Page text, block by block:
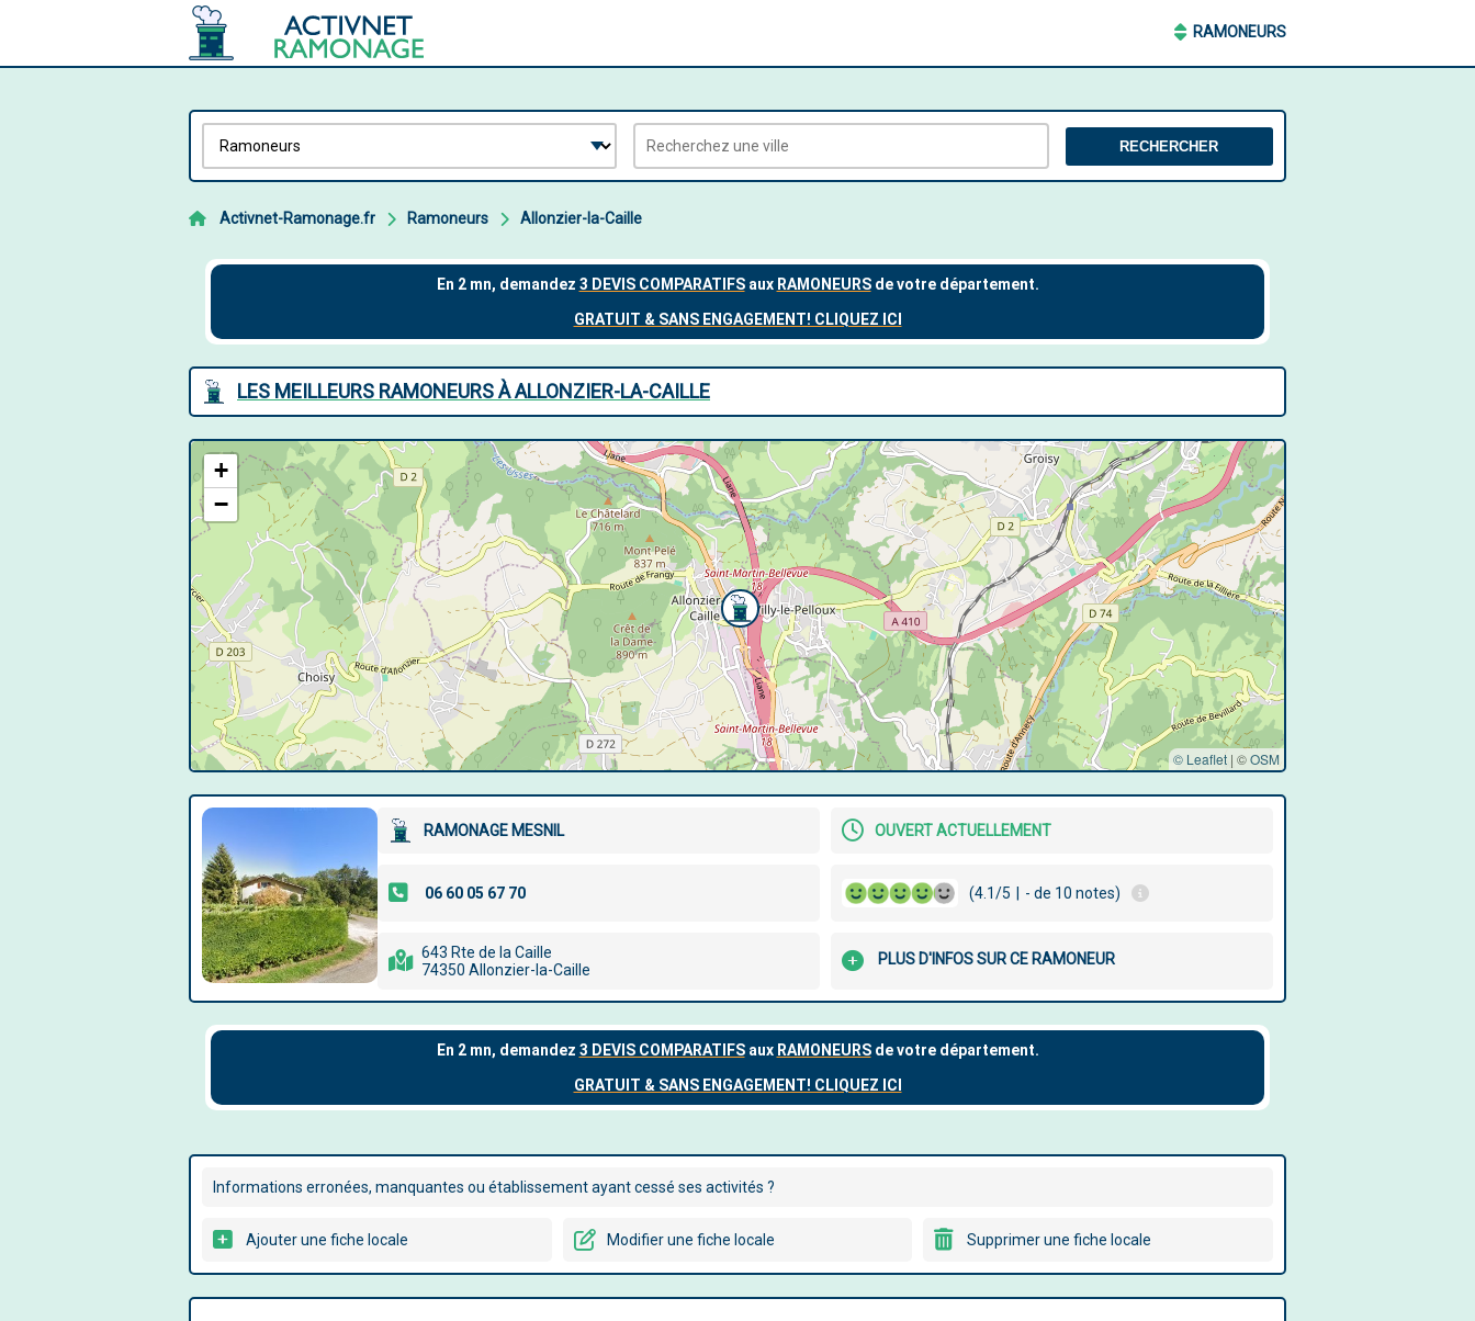
RAMONEURS
RECHERCHER
Activnet-Ramonage.fr Ramoneurs Allonzier-la-Caille
LES MEILLEURS RAMONEURS À ALLONZIER-LA-CAILLE
+
−
© Leaflet | ©OSM
RAMONAGE MESNIL OUVERT ACTUELLEMENT
(4.1/5 - de 10 notes)
643 Rte de la Caille
74350 Allonzier-la-Caille
PLUS D'INFOS SUR CE RAMONEUR
Informations erronées, manquantes ou établissement ayant cessé ses activités ?
Ajouter une fiche locale Modifier une fiche locale Supprimer une fiche locale